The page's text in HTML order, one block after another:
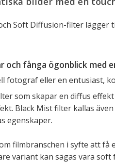
Soft Diffusion-filter lägger
och fånga ögonblick med
fotograf eller en entusiast,
som skapar en diffus
Black Mist filter kallas även
egenskaper.
filmbranschen i syfte att
variant kan sägas vara